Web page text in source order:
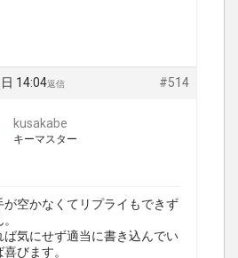
14:04 #514
返信
kusakabe
キーマスター
が空かなくてリプライもできず
ば気にせず適当に書き込んでい
びます。